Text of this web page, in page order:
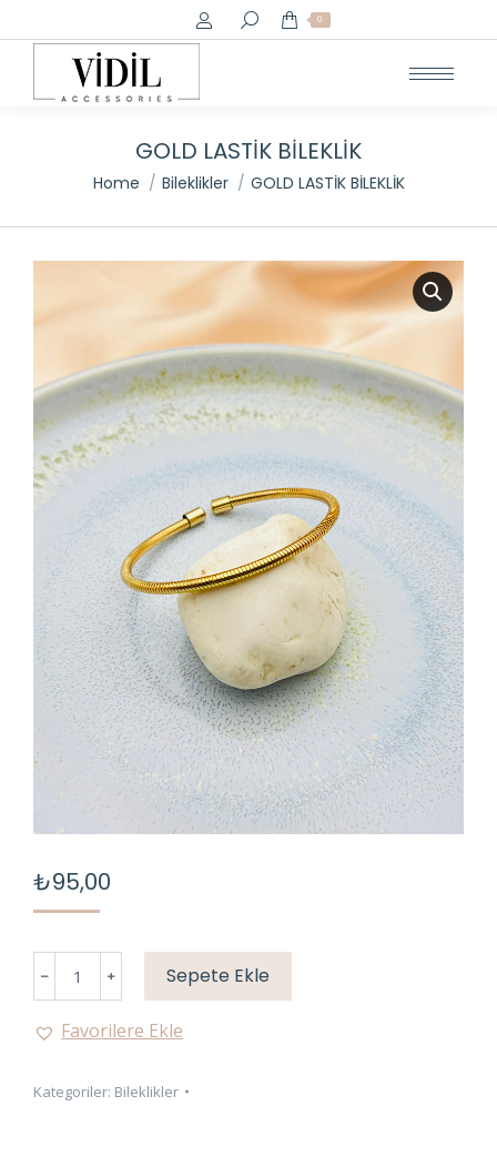
Search: 0
GOLD LASTİK BİLEKLİK
You are here:
Home Bileklikler GOLD LASTİK BİLEKLİK
₺95,00
LASTİK
adet
Sepete Ekle
Favorilere Ekle
Kategoriler: Bileklikler